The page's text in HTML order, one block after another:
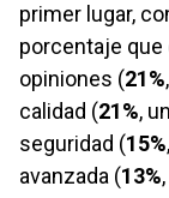
primer lugar,
porcentaje que
opiniones (21%
calidad (21%,
seguridad (15%
avanzada (13%